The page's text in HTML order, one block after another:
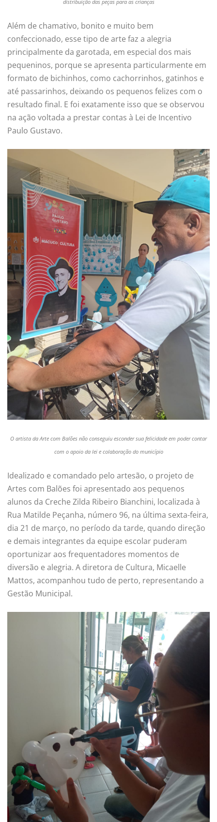
distribuição das peças para as crianças
Além de chamativo, bonito e muito bem
confeccionado, esse tipo de arte faz a alegria
principalmente da garotada, em especial dos mais
pequeninos, porque se apresenta particularmente em
formato de bichinhos, como cachorrinhos, gatinhos e
até passarinhos, deixando os pequenos felizes com o
resultado final. E foi exatamente isso que se observou
na ação voltada a prestar contas à Lei de Incentivo
Paulo Gustavo.
O artista da Arte com Balões não conseguiu esconder sua felicidade em poder contar
com o apoio da lei e colaboração do município
Idealizado e comandado pelo artesão, o projeto de
Artes com Balões foi apresentado aos pequenos
alunos da Creche Zilda Ribeiro Bianchini, localizada à
Rua Matilde Peçanha, número 96, na última sexta-feira,
dia 21 de março, no período da tarde, quando direção
e demais integrantes da equipe escolar puderam
oportunizar aos frequentadores momentos de
diversão e alegria. A diretora de Cultura, Micaelle
Mattos, acompanhou tudo de perto, representando a
Gestão Municipal.